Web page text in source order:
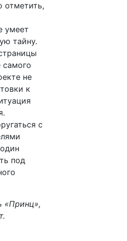
отметить,
умеет
тайну.
самого
не
к
с
под
«Принц»,